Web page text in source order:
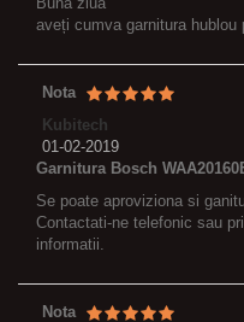
aveți cumva garnitura
Nota
Kubitech
01-02-2019
Garnitura Bosch
Se poate aproviziona si
Contactati-ne telefonic sau
informatii.
Nota